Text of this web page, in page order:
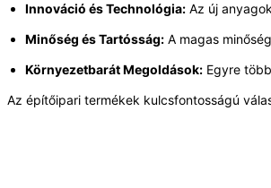
Innováció és Technológia: Az új
Minőség és Tartósság: A magas
Környezetbarát Megoldások: Egyre
Az építőipari termékek kulcsfontosságú